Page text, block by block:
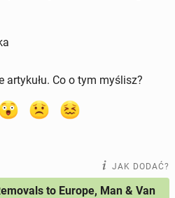
artykułu. Co o tym myślisz?
JAK DODAĆ?
to Europe, Man & Van